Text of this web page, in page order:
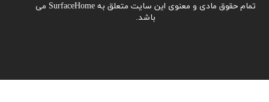
تمام حقوق مادی و معنوی این سایت متعلق به SurfaceHome می
باشد.